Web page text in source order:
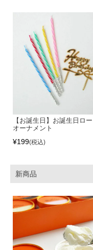
【お誕生日】お誕生日ロ
オーナメント
¥199 税込
新商品